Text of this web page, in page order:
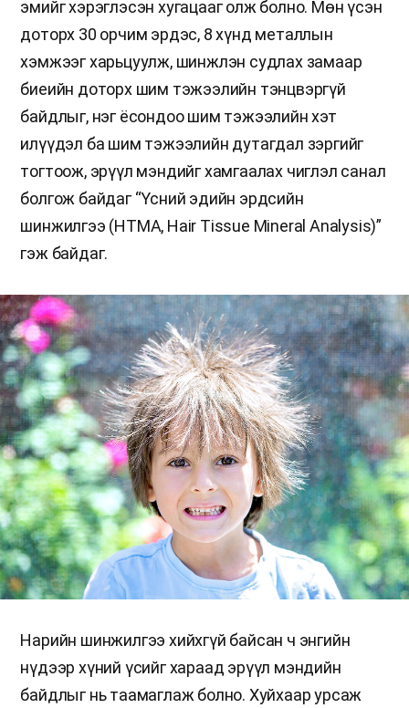
эмийг хэрэглэсэн хугацааг олж болно. Мөн үсэн
доторх 30 орчим эрдэс, 8 хүнд металлын
хэмжээг харьцуулж, шинжлэн судлах замаар
биеийн доторх шим тэжээлийн тэнцвэргүй
байдлыг, нэг ёсондоо шим тэжээлийн хэт
илүүдэл ба шим тэжээлийн дутагдал зэргийг
тогтоож, эрүүл мэндийг хамгаалах чиглэл санал
болгож байдаг “Үсний эдийн эрдсийн
шинжилгээ (HTMA, Hair Tissue Mineral Analysis)”
гэж байдаг.
Нарийн шинжилгээ хийхгүй байсан ч энгийн
нүдээр хүний үсийг хараад эрүүл мэндийн
байдлыг нь таамаглаж болно. Хуйхаар урсаж